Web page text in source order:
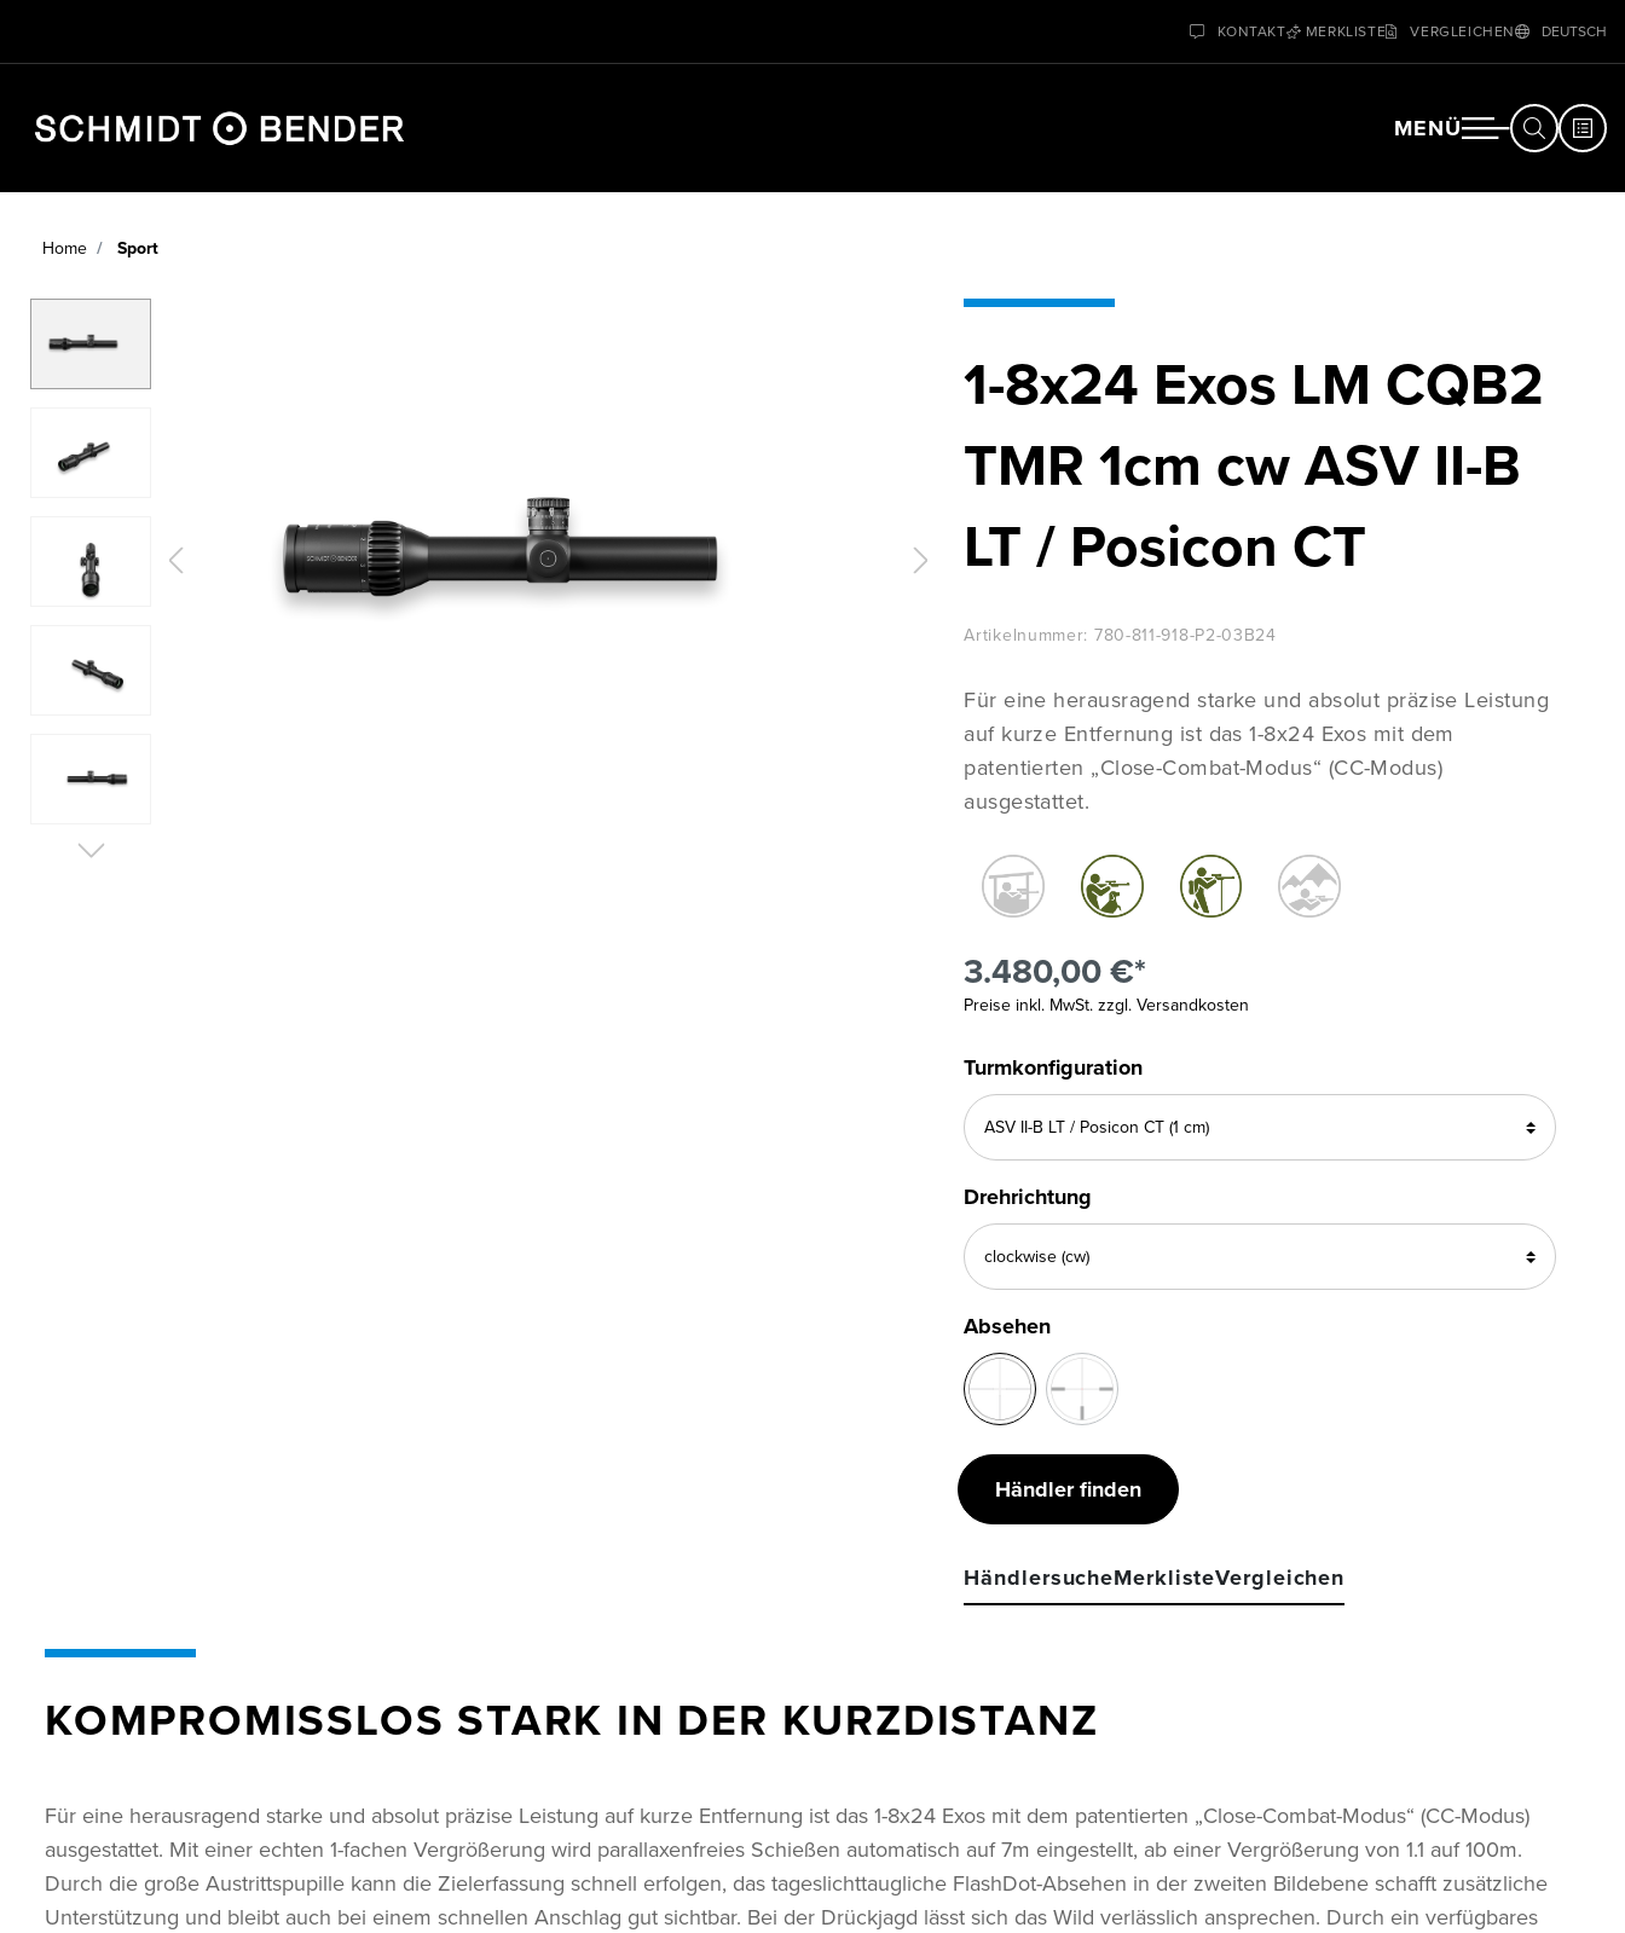
KONTAKT MERKLISTE VERGLEICHEN DEUTSCH
MENÜ
JAGD
SPORT
DEFENCE
HÄNDLERSUCHE
SERVICE
MESSEN & EVENTS
WISSENSWERTES
Innovation für
Höchstleistung
Zur Produktübersicht
Home Sport
1-8x24 Exos LM CQB2
TMR 1cm cw ASV II-B
LT / Posicon CT
Artikelnummer: 780-811-918-P2-03B24
Für eine herausragend starke und absolut präzise Leistung
auf kurze Entfernung ist das 1-8x24 Exos mit dem
patentierten „Close-Combat-Modus“ (CC-Modus)
ausgestattet.
3.480,00 €*
Preise inkl. MwSt. zzgl. Versandkosten
Turmkonfiguration
Drehrichtung
Absehen
Händler finden
HändlersucheMerklisteVergleichen
KOMPROMISSLOS STARK IN DER KURZDISTANZ
Für eine herausragend starke und absolut präzise Leistung auf kurze Entfernung ist das 1-8x24 Exos mit dem patentierten „Close-Combat-Modus“ (CC-Modus)
ausgestattet. Mit einer echten 1-fachen Vergrößerung wird parallaxenfreies Schießen automatisch auf 7m eingestellt, ab einer Vergrößerung von 1.1 auf 100m.
Durch die große Austrittspupille kann die Zielerfassung schnell erfolgen, das tageslichttaugliche FlashDot-Absehen in der zweiten Bildebene schafft zusätzliche
Unterstützung und bleibt auch bei einem schnellen Anschlag gut sichtbar. Bei der Drückjagd lässt sich das Wild verlässlich ansprechen. Durch ein verfügbares